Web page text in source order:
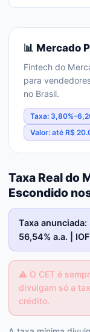
📊 Mercado
Fintech do
para
no Brasil.
Taxa:
Valor: até R$
Taxa Real do
Escondido
Taxa
56,54% a.a. |
⚠️ O CET é
divulgam só a
crédito.